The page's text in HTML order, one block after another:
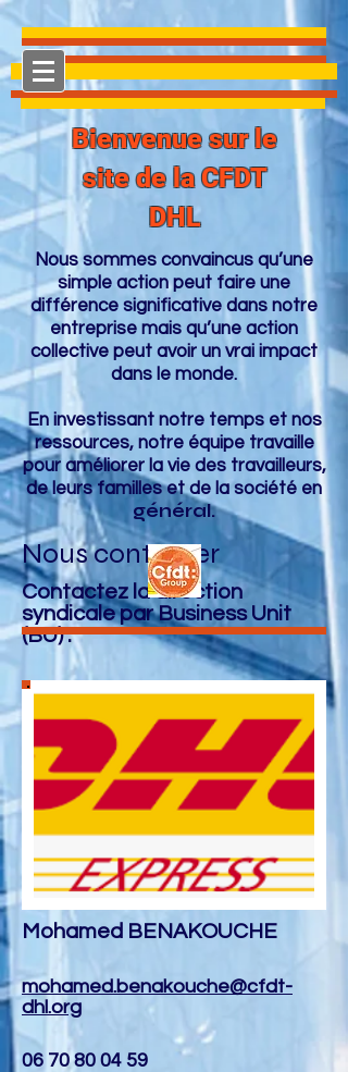
Bienvenue sur le
site de la CFDT
DHL
Nous sommes convaincus qu’une
simple action peut faire une
différence significative dans notre
entreprise mais qu’une action
collective peut avoir un vrai impact
dans le monde.
En investissant notre temps et nos
ressources, notre équipe travaille
pour améliorer la vie des travailleurs,
de leurs familles et de la société en
général.
Nous contacter
Contactez la direction
syndicale par Business Unit
(BU) :
Mohamed BENAKOUCHE
mohamed.benakouche@cfdt-
dhl.org
06 70 80 04 59